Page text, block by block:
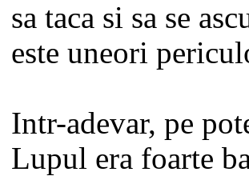
sa taca si sa se
este uneori
Intr-adevar, pe
Lupul era foarte